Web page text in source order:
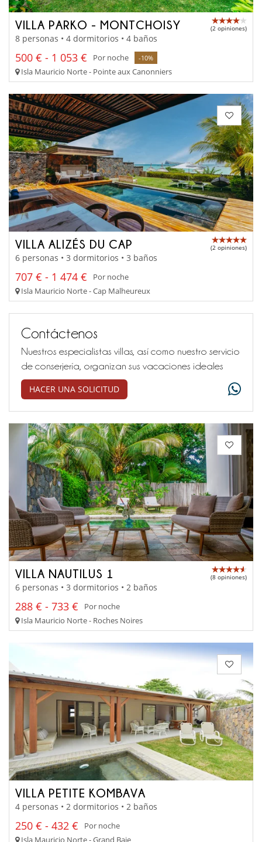
VILLA PARKO - MONTCHOISY (2 opiniones)
8 personas • 4 dormitorios • 4 baños
500 € - 1 053 € Por noche -10%
Isla Mauricio Norte - Pointe aux Canonniers
VILLA ALIZÉS DU CAP (2 opiniones)
6 personas • 3 dormitorios • 3 baños
707 € - 1 474 €
Por noche
Isla Mauricio Norte - Cap Malheureux
Contáctenos
Nuestros especialistas villas, así como nuestro servicio
de conserjería, organizan sus vacaciones ideales
HACER UNA SOLICITUD
VILLA NAUTILUS 1 (8 opiniones)
6 personas • 3 dormitorios • 2 baños
288 € - 733 €
Por noche
Isla Mauricio Norte - Roches Noires
VILLA PETITE KOMBAVA
4 personas • 2 dormitorios • 2 baños
250 € - 432 €
Por noche
Isla Mauricio Norte - Grand Baie